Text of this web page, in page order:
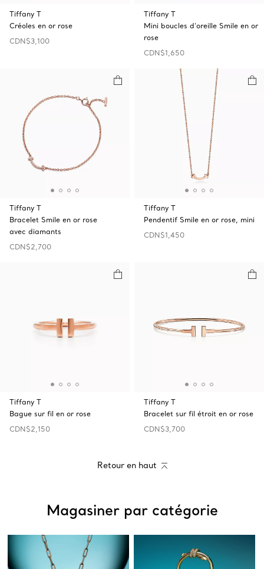
Tiffany T
Créoles en or rose
CDN$3,100
Tiffany T
Mini boucles d’oreille Smile en or
rose
CDN$1,650
Tiffany T
Bracelet Smile en or rose
avec diamants
CDN$2,700
Tiffany T
Pendentif Smile en or rose, mini
CDN$1,450
Tiffany T
Bague sur fil en or rose
CDN$2,150
Tiffany T
Bracelet sur fil étroit en or rose
CDN$3,700
Retour en haut
Magasiner par catégorie